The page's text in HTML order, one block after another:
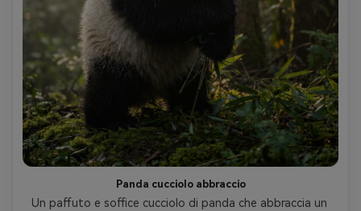
Panda cucciolo abbraccio
Un paffuto e soffice cucciolo di panda che abbraccia un